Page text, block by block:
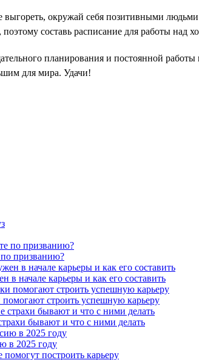
окружай себя позитивными
составь расписание для работы над
планирования и постоянной
для мира. Удачи!
призванию?
в начале карьеры и как его составить
строить успешную карьеру
бывают и что с ними делать
в 2025 году